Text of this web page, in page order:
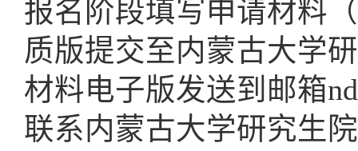
报名阶段填写申请材料
质版提交至内蒙古大学
材料电子版发送到邮箱
联系内蒙古大学研究生